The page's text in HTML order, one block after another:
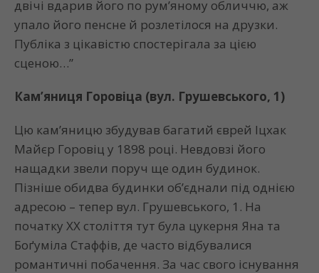
двічі вдарив його по рум’яному обличчю, аж
упало його пенсне й розлетілося на друзки.
Публіка з цікавістю спостерігала за цією
сценою…”
Кам’яниця Горовіца (вул. Грушевського, 1)
Цю кам’яницю збудував багатий єврей Іцхак
Майєр Горовіц у 1898 році. Невдовзі його
нащадки звели поруч ще один будинок.
Пізніше обидва будинки об’єднали під однією
адресою – тепер вул. Грушевського, 1. На
початку ХХ століття тут була цукерня Яна та
Боґуміла Стаффів, де часто відбувалися
романтичні побачення. За час свого існування